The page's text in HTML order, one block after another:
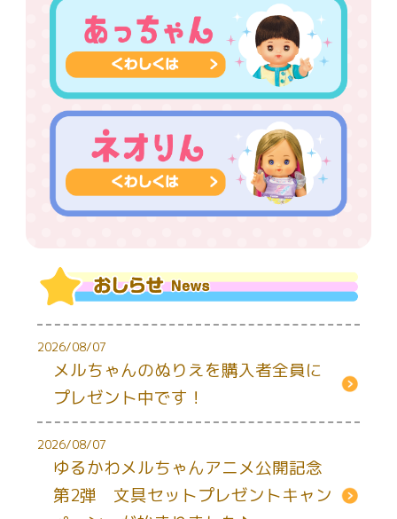
2026/08/07
メルちゃんのぬりえを購入者全員に
プレゼント中です！
2026/08/07
ゆるかわメルちゃんアニメ公開記念
第2弾 文具セットプレゼントキャン